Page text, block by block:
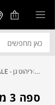
11
... ריהוט גן - SALE
ספה 3 מושבים RED